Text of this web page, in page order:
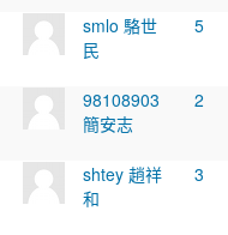
smlo 駱世
民
5
98108903
簡安志
2
shtey 趙祥
和
3